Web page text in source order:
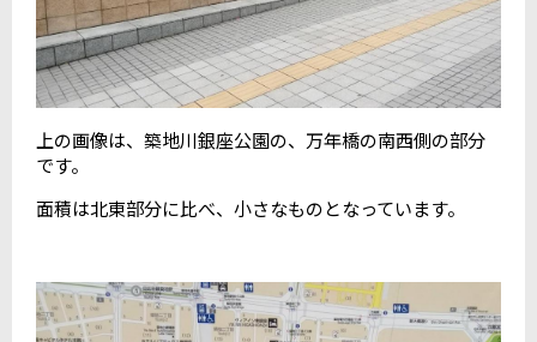
上の画像は、築地川銀座公園の、万年橋の南西側の部分
です。
面積は北東部分に比べ、小さなものとなっています。